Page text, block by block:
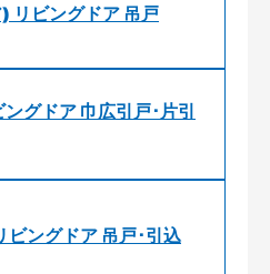
リビングドア 吊戸
グドア 巾広引戸･片引
ングドア 吊戸･引込